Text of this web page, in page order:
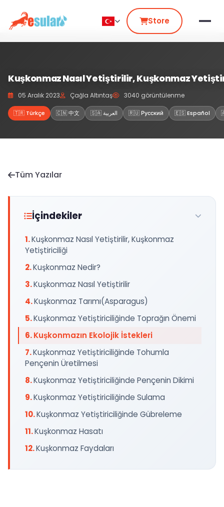
Store
Kuşkonmaz Nasıl Yetiştirilir, Kuşkonmaz
05 Aralık 2023 Çağla Altıntaş 3040 görüntülenme
🇹🇷 Türkçe 🇨🇳 中文 🇸🇦 العربية 🇷🇺 Русский 🇪🇸 Español
Tüm Yazılar
İçindekiler
Kuşkonmaz Nasıl Yetiştirilir, Kuşkonmaz
Yetiştiriciliği
Kuşkonmaz Nedir?
Kuşkonmaz Nasıl Yetiştirilir
Kuşkonmaz Tarımı(Asparagus)
Kuşkonmaz Yetiştiriciliğinde Toprağın Önemi
Kuşkonmazın Ekolojik İstekleri
Kuşkonmaz Yetiştiriciliğinde Tohumla
Pençenin Üretilmesi
Kuşkonmaz Yetiştiriciliğinde Pençenin Dikimi
Kuşkonmaz Yetiştiriciliğinde Sulama
Kuşkonmaz Yetiştiriciliğinde Gübreleme
Kuşkonmaz Hasatı
Kuşkonmaz Faydaları